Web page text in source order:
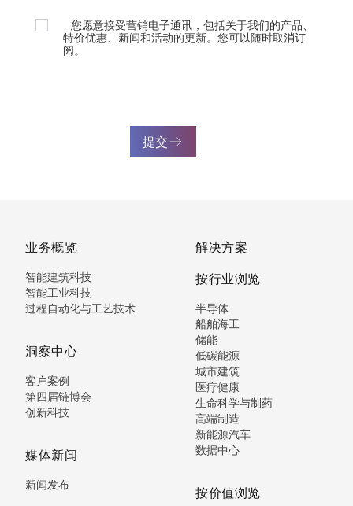
您愿意接受营销电子通讯，包括关于我们的产品、
特价优惠、新闻和活动的更新。您可以随时取消订
阅。
提交
业务概览
智能建筑科技
智能工业科技
过程自动化与工艺技术
洞察中心
客户案例
第四届链博会
创新科技
媒体新闻
新闻发布
解决方案
按行业浏览
半导体
船舶海工
储能
低碳能源
城市建筑
医疗健康
生命科学与制药
高端制造
新能源汽车
数据中心
按价值浏览